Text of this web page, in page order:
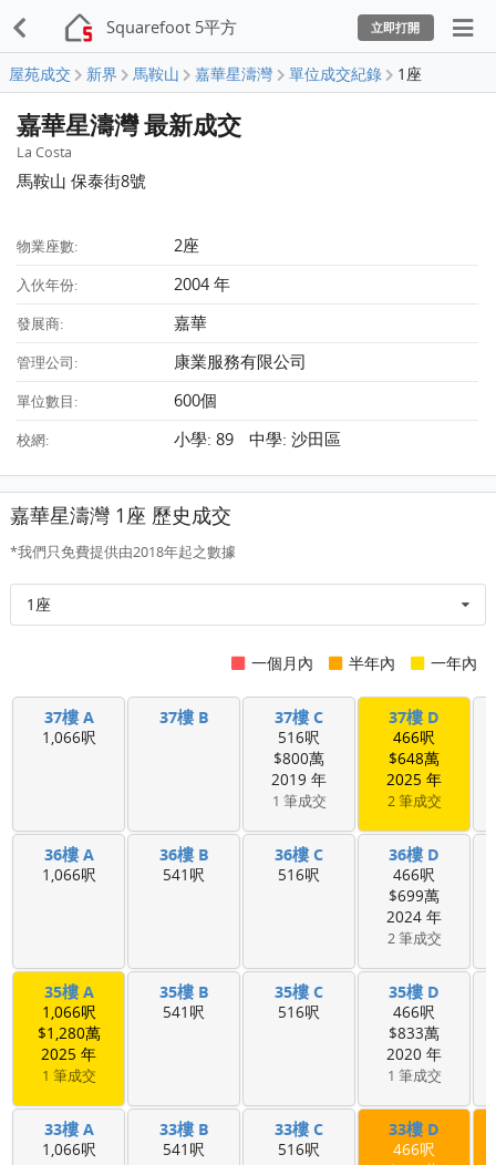
Squarefoot 5平方 立即打開
屋苑成交 新界 馬鞍山 嘉華星濤灣 單位成交紀錄 1座
嘉華星濤灣 最新成交
La Costa
馬鞍山 保泰街8號
物業座數: 2座
入伙年份: 2004 年
發展商: 嘉華
管理公司: 康業服務有限公司
單位數目: 600個
校網: 小學: 89 中學: 沙田區
嘉華星濤灣 1座 歷史成交
*我們只免費提供由2018年起之數據
1座
一個月內 半年內 一年內
37樓 A
1,066呎
37樓 B 37樓 C
516呎
$800萬
2019 年
1 筆成交
37樓 D
466呎
$648萬
2025 年
2 筆成交
36樓 A
1,066呎
36樓 B
541呎
36樓 C
516呎
36樓 D
466呎
$699萬
2024 年
2 筆成交
35樓 A
1,066呎
$1,280萬
2025 年
1 筆成交
35樓 B
541呎
35樓 C
516呎
35樓 D
466呎
$833萬
2020 年
1 筆成交
33樓 A
1,066呎
33樓 B
541呎
33樓 C
516呎
33樓 D
466呎